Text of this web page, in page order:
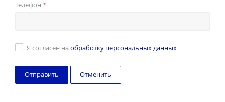
Телефон *
Я согласен на обработку персональных данных
Отменить